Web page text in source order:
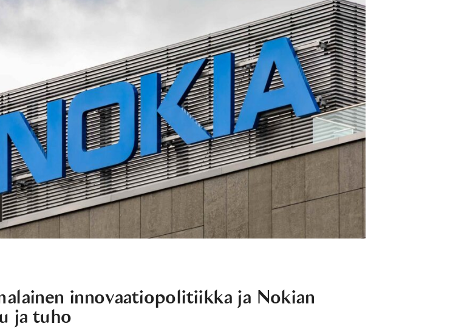
innovaatiopolitiikka ja Nokian
ja tuho